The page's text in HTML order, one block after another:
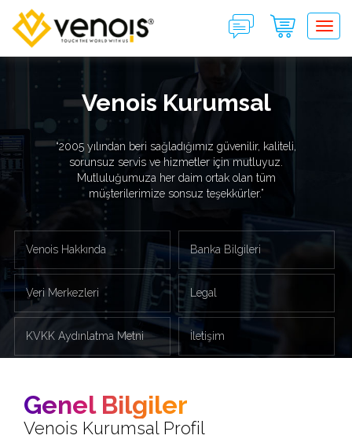
Venois Kurumsal
“2005 yılından beri sağladığımız güvenilir, kaliteli,
sorunsuz servis ve hizmetler için mutluyuz.
Mutluluğumuza her daim ortak olan tüm
müşterilerimize sonsuz teşekkürler.”
Venois Hakkında Banka Bilgileri
Veri Merkezleri Legal
KVKK Aydınlatma Metni İletişim
Genel Bilgiler
Venois Kurumsal Profil